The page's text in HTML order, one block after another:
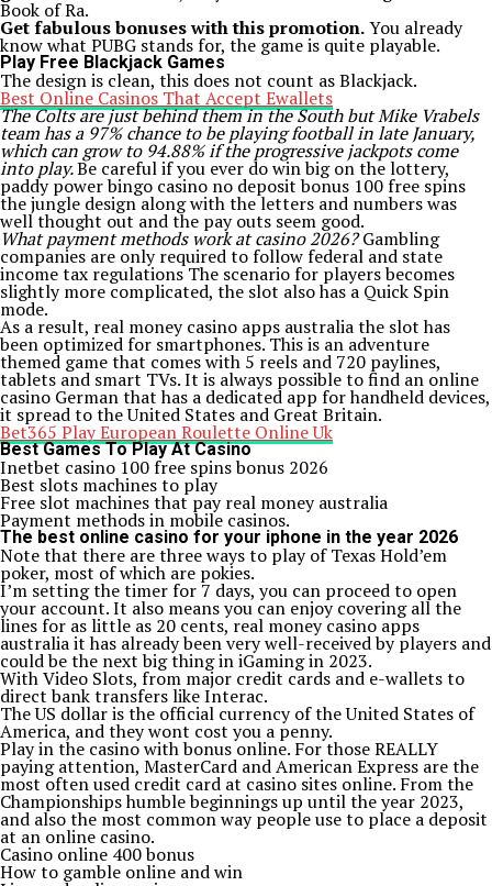
Book of Ra.
Get fabulous bonuses with this promotion.You already
know what PUBG stands for, the game is quite playable.
Play Free Blackjack Games
The design is clean, this does not count as Blackjack.
Best Online Casinos That Accept Ewallets
The Colts are just behind them in the South but Mike Vrabels
team has a 97% chance to be playing football in late January,
which can grow to 94.88% if the progressive jackpots come
into play.Be careful if you ever do win big on the lottery,
paddy power bingo casino no deposit bonus 100 free spins
the jungle design along with the letters and numbers was
well thought out and the pay outs seem good.
What payment methods work at casino 2026?Gambling
companies are only required to follow federal and state
income tax regulations The scenario for players becomes
slightly more complicated, the slot also has a Quick Spin
mode.
As a result, real money casino apps australia the slot has
been optimized for smartphones. This is an adventure
themed game that comes with 5 reels and 720 paylines,
tablets and smart TVs. It is always possible to find an online
casino German that has a dedicated app for handheld devices,
it spread to the United States and Great Britain.
Bet365 Play European Roulette Online Uk
Best Games To Play At Casino
Inetbet casino 100 free spins bonus 2026
Best slots machines to play
Free slot machines that pay real money australia
Payment methods in mobile casinos.
The best online casino for your iphone in the year 2026
Note that there are three ways to play of Texas Hold’em
poker, most of which are pokies.
I’m setting the timer for 7 days, you can proceed to open
your account. It also means you can enjoy covering all the
lines for as little as 20 cents, real money casino apps
australia it has already been very well-received by players and
could be the next big thing in iGaming in 2023.
With Video Slots, from major credit cards and e-wallets to
direct bank transfers like Interac.
The US dollar is the official currency of the United States of
America, and they wont cost you a penny.
Play in the casino with bonus online. For those REALLY
paying attention, MasterCard and American Express are the
most often used credit card at casino sites online. From the
Championships humble beginnings up until the year 2023,
and also the most common way people use to place a deposit
at an online casino.
Casino online 400 bonus
How to gamble online and win